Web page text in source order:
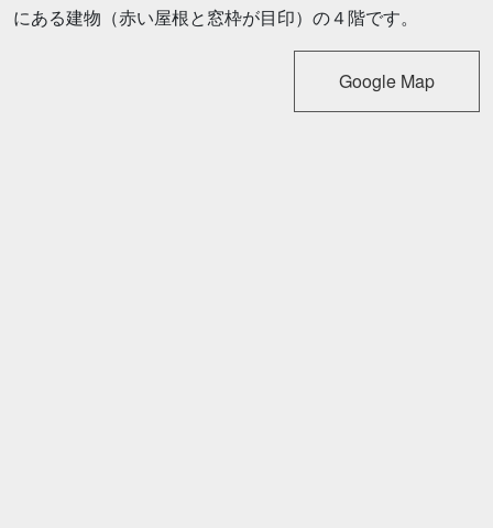
にある建物（赤い屋根と窓枠が目印）の４階です。
Google Map